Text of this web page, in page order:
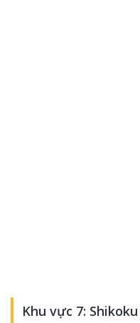
Khu vực 7: Shikoku